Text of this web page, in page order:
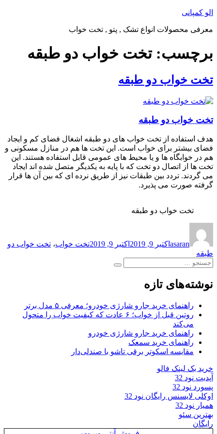
پرش
محتوا
الو کمپانی
معرفی محصولات انواع تشک , پتو , تخت خواب
برچسب:تخت خواب دو طبقه
تخت خواب دو طبقه
تخت خواب دو طبقه
هدف استفاده از تخت خواب های دو طبقه اشغال فضای کم و ایجاد
فضای بیشتر برای خواب است. این تخت ها هم در منازل مسکونی و
هم در خوابگاه ها و یا محیط های عمومی قابل استفاده هستند. این
تخت ها از اتصال دو تخت که با پایه به یکدیگر متصل شده اند ایجاد
می گردند. تردد بین طبقات نیز از طریق نرده ای که بین آن ها قرار
گرفته صورت می پذیرد.
تخت خواب دو طبقه
asaranدر
اکتبر 9, 2019 اکتبر 9, 2019 تخت خواب، تخت خواب دو
طبقه
جستجو
جستجو
نوشته‌های تازه
راهنمای خرید جارو شارژی خودرو؛ معرفی ۵ مدل برتر
روتین قبل از خواب؛ ۶ عادت که کیفیت خواب را متحول
می‌کند
راهنمای خرید جارو شارژی خودرو
راهنمای خرید سمعک
مقایسه اسکوتر برقی تاشو با صندلی‌دار
خرید بک لینک فالو
آپدیت نود 32
پسورد نود 32
اوکلی لایسنس رایگان نود 32
همیار نود 32
بهترین سئو
رایگان